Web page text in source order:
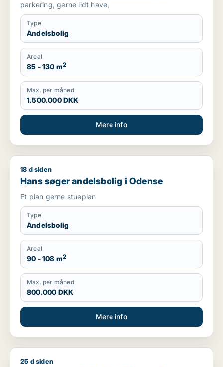
parkering, gerne lidt have,
Type
Andelsbolig
Areal
85 - 130 m2
Max. per måned
1.500.000 DKK
Mere info
Hans søger andelsbolig i Odense
18 d siden
Hans søger andelsbolig i Odense
Et plan gerne stueplan
Type
Andelsbolig
Areal
90 - 108 m2
Max. per måned
800.000 DKK
Mere info
Jeg søger andelsbolig i Odense C, Odense V eller Odense
25 d siden